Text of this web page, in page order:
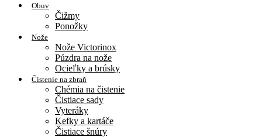
Obuv
Čižmy
Ponožky
Nože
Nože Victorinox
Púzdra na nože
Ocieľky a brúsky
Čistenie na zbraň
Chémia na čistenie
Čistiace sady
Vyteráky
Kefky a kartáče
Čistiace šnúry